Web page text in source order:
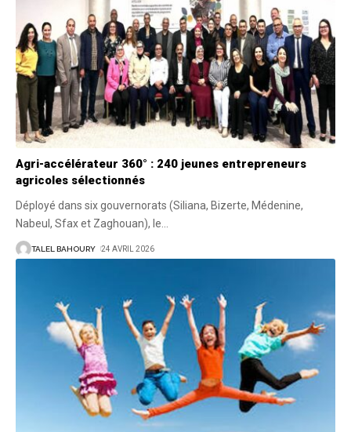
Agri-accélérateur 360° : 240 jeunes entrepreneurs
agricoles sélectionnés
Déployé dans six gouvernorats (Siliana, Bizerte, Médenine,
Nabeul, Sfax et Zaghouan), le…
TALEL BAHOURY 24 AVRIL 2026